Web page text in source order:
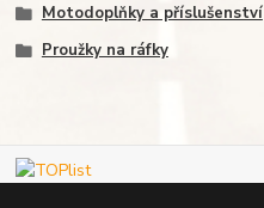
Motodoplňky a příslušenství
Proužky na ráfky